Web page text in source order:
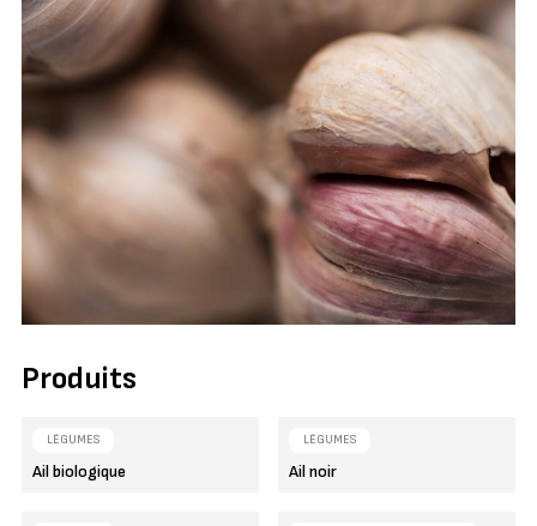
Produits
LÉGUMES
Ail biologique
LÉGUMES
Ail noir